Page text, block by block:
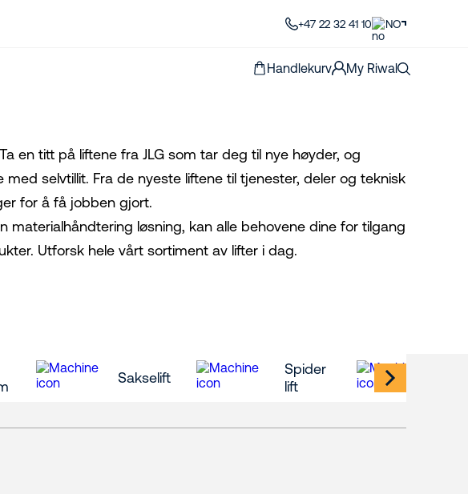
+47 22 32 41 10 NO
Handlekurv My Riwal
en titt på liftene fra JLG som tar deg til nye høyder, og
selvtillit. Fra de nyeste liftene til tjenester, deler og teknisk
for å få jobben gjort.
materialhåndtering løsning, kan alle behovene dine for tilgang
Utforsk hele vårt sortiment av lifter i dag.
Sakselift
Spider
lift